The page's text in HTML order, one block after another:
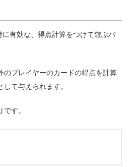
有効な、得点計算をつけて遊ぶバ
のプレイヤーのカードの得点を計算
て与えられます。
す。